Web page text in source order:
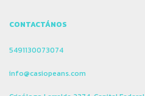
CONTACTÁNOS
5491130073074
info@casiopeans.com